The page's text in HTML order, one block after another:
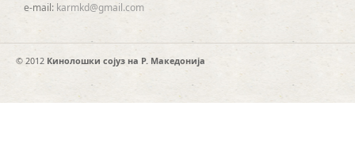
e-mail: karmkd@gmail.com
© 2012 Кинолошки сојуз на Р. Македонија